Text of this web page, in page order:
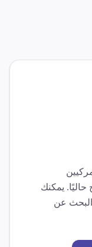
حاليًا. يمكنك
البحث عن